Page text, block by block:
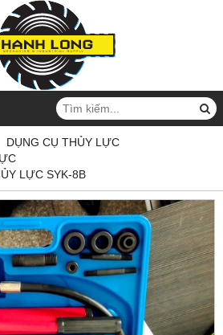
DỤNG CỤ THỦY LỰC
LỰC SYK-8B